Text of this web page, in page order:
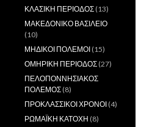
ΚΛΑΣΙΚΗ ΠΕΡΙΟΔΟΣ (13)
ΜΑΚΕΔΟΝΙΚΟ ΒΑΣΙΛΕΙΟ
(10)
ΜΗΔΙΚΟΙ ΠΟΛΕΜΟΙ (15)
ΟΜΗΡΙΚΗ ΠΕΡΙΟΔΟΣ (27)
ΠΕΛΟΠΟΝΝΗΣΙΑΚΟΣ
ΠΟΛΕΜΟΣ (8)
ΠΡΟΚΛΑΣΣΙΚΟΙ ΧΡΟΝΟΙ (4)
ΡΩΜΑΪΚΗ ΚΑΤΟΧΗ (8)